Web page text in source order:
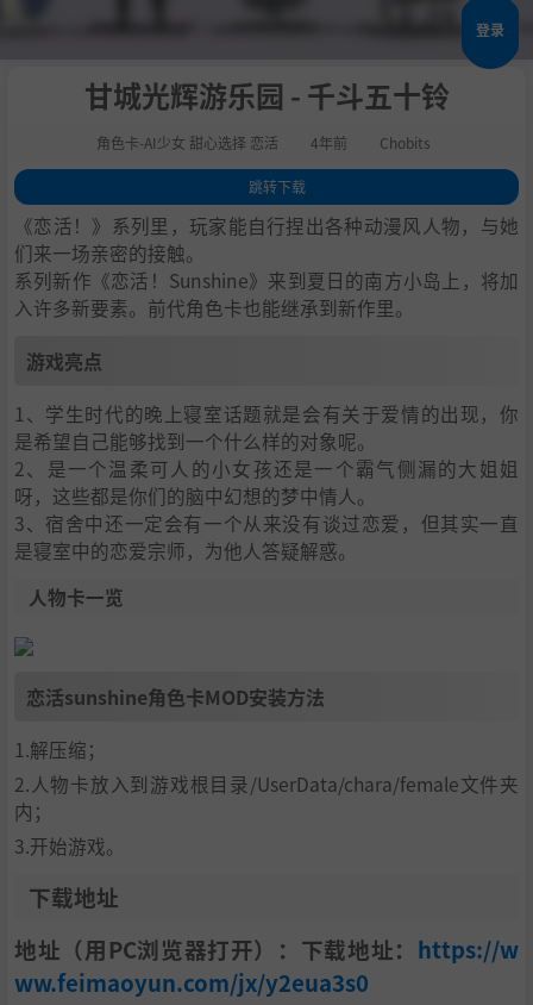
登录
甘城光辉游乐园 - 千斗五十铃
角色卡-AI少女 甜心选择 恋活 4年前 Chobits
跳转下载
1.游戏亮点
2.人物卡一览
3.恋活sunshine角色卡MOD安装方法
4.下载地址
《恋活！》系列里，玩家能自行捏出各种动漫风人物，与她
们来一场亲密的接触。
系列新作《恋活！Sunshine》来到夏日的南方小岛上，将加
入许多新要素。前代角色卡也能继承到新作里。
游戏亮点
1、学生时代的晚上寝室话题就是会有关于爱情的出现，你
是希望自己能够找到一个什么样的对象呢。
2、是一个温柔可人的小女孩还是一个霸气侧漏的大姐姐
呀，这些都是你们的脑中幻想的梦中情人。
3、宿舍中还一定会有一个从来没有谈过恋爱，但其实一直
是寝室中的恋爱宗师，为他人答疑解惑。
人物卡一览
恋活sunshine角色卡MOD安装方法
1.解压缩；
2.人物卡放入到游戏根目录/UserData/chara/female文件夹
内；
3.开始游戏。
下载地址
地址（用PC浏览器打开）：下载地址： https://w
ww.feimaoyun.com/jx/y2eua3s0